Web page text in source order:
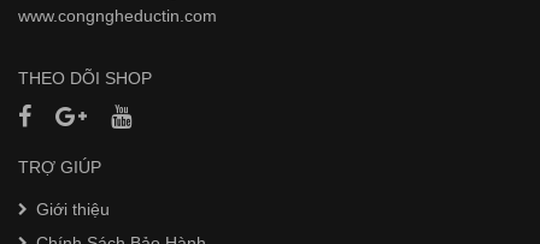
www.congngheductin.com
THEO DÕI SHOP
TRỢ GIÚP
Giới thiệu